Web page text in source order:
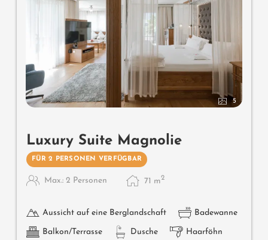
5
Luxury Suite Magnolie
FÜR 2 PERSONEN VERFÜGBAR
Max.: 2 Personen 71 m2
Aussicht auf eine Berglandschaft Badewanne
Balkon/Terrasse Dusche Haarföhn